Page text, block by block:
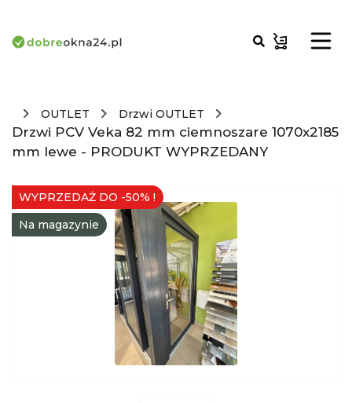
OUTLET Drzwi OUTLET
Drzwi PCV Veka 82 mm ciemnoszare 1070x2185
mm lewe - PRODUKT WYPRZEDANY
WYPRZEDAŻ DO -50% !
Na magazynie